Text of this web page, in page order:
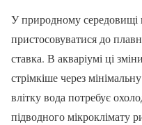
У природному
пристосовуватися до
ставка. В акваріумі ці
стрімкіше через
влітку вода потребує
підводного мікроклімату